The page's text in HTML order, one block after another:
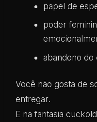
papel de
poder
abandono do
Você não gosta de
entregar.
E na fantasia